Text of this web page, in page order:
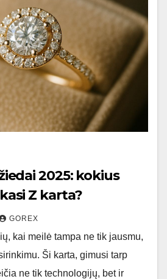
2025: kokius
Z karta?
GOREX
kai meilė tampa ne tik jausmu,
Ši karta, gimusi tarp
ne tik technologijų, bet ir